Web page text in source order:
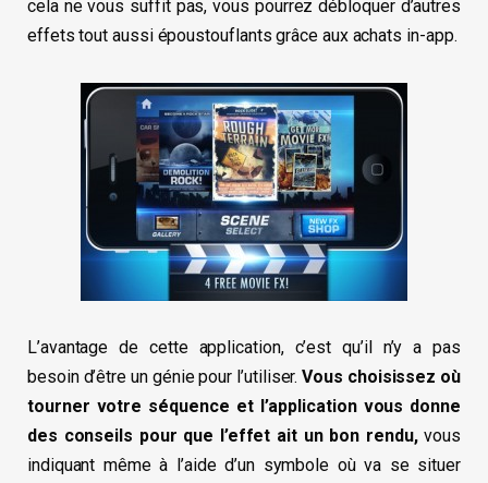
cela ne vous suffit pas, vous pourrez débloquer d’autres
effets tout aussi époustouflants grâce aux achats in-app.
L’avantage de cette application, c’est qu’il n’y a pas
besoin d’être un génie pour l’utiliser.Vous choisissez où
tourner votre séquence et l’application vous donne
des conseils pour que l’effet ait un bon rendu,vous
indiquant même à l’aide d’un symbole où va se situer